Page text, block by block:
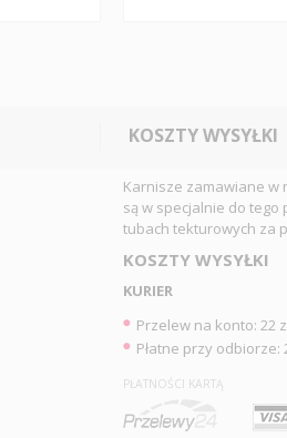
KOSZTY WYSYŁKI
Karnisze zamawiane w
są w specjalnie do
tubach tekturowych za
KOSZTY WYSYŁKI
KURIER
Przelew na konto: 22
Płatne przy odbiorze:
PŁATNOŚCI KARTĄ